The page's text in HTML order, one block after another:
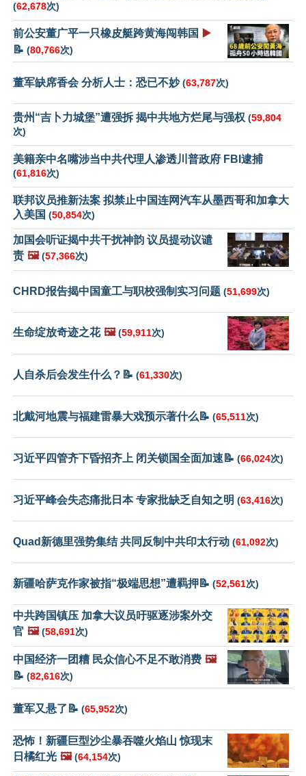
(62,678次)
前公安董广平一只橡皮艇跨黄海闯韩国 ▶️
📝 (80,766次)
董军缺席香会 分析人士：恐已不妙(63,787次)
贵州“吉卜力城堡”遭强拆 揭中共地方烂尾与强权 (59,804
次)
美籍亲中名嘴涉当中共代理人渗透川普政府 FBI逮捕
(61,816次)
联邦议员推新法案 拟禁止中国连网汽车从墨西哥和加拿大
入美国 (50,854次)
加国会听证揭中共干扰神韵 议员提动议谴
责 🖼️ (57,366次)
CHRD报告揭中国童工与职校强制实习问题 (51,699次)
生命绽放奇迹之花 🖼️ (59,911次)
人自杀后会发生什么？📝 (61,330次)
北戴河地震与福建雷暴大戏预示著什么📝 (65,511次)
习近平四管齐下昏招齐上 闭关锁国全面加速📝 (66,024次)
习近平峰会失态痛批日本 专家批缺乏自知之明 (63,416次)
Quad新德里强势集结 共同反制中共印太行动 (61,092次)
新疆哈萨克作家被指“极端思想”遭羁押📝 (52,561次)
中共跨国镇压 加拿大议员吁驱逐涉案外交
官 🖼️ (58,691次)
中国经济一团糟 民众信心不足不敢消费 🖼️
📝 (82,616次)
董军又悬了📝 (65,952次)
恐怖！新疆巨型沙尘暴吞噬火焰山 惊现末
日橘红光 🖼️ (64,154次)